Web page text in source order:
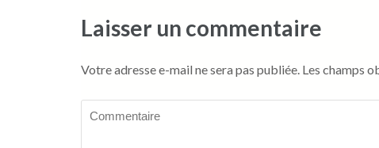
Laisser un commentaire
Votre adresse e-mail ne sera pas publiée. Les champs
Commentaire